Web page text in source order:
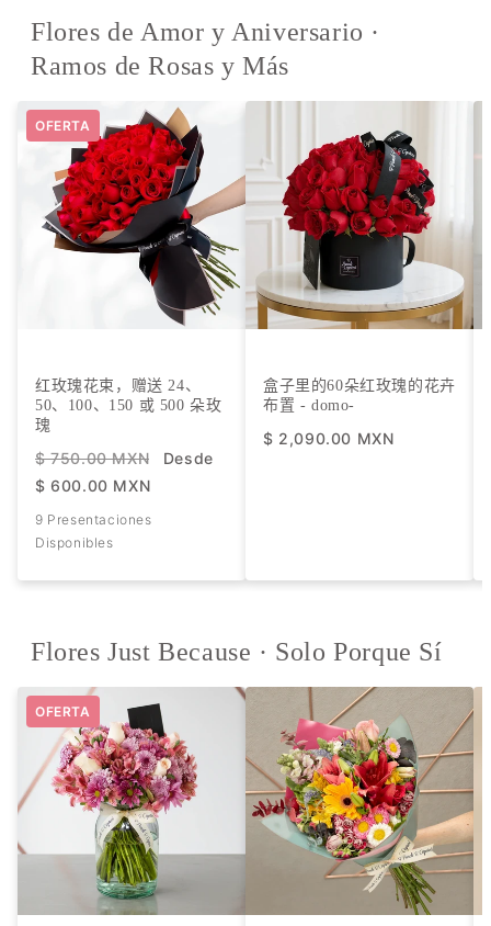
Flores de Amor y Aniversario ·
Ramos de Rosas y Más
OFERTA
红玫瑰花束，赠送 24、
50、100、150 或 500 朵玫
瑰
$ 750.00 MXN
Desde
$ 600.00 MXN
9 Presentaciones
Disponibles
盒子里的60朵红玫瑰的花卉
布置 - domo-
$ 2,090.00 MXN
Flores Just Because · Solo Porque Sí
OFERTA